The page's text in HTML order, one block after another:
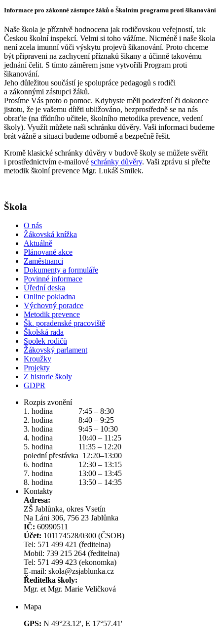
Informace pro zákonné zástupce žáků o Školním programu proti šikanování
Naše škola je příznivě hodnocena jak rodičovskou veřejností, tak
Českou školní inspekcí. Velmi si toho vážíme. Nicméně i naše škola
není zcela imunní vůči výskytu projevů šikanování. Proto chceme
být připraveni na zachycení příznaků šikany a účinně takovému
jednání čelit. S tímto záměrem jsme vytvořili Program proti
šikanování.
Jeho důležitou součástí je spolupráce pedagogů s rodiči
a zákonnými zástupci žáků.
Prosíme Vás proto o pomoc. Kdybyste měli podezření či dokonce
jistotu, že je vašemu dítěti ubližováno, bezprostředně se na nás
obraťte (na třídního učitele, školního metodika prevence, vedení
školy). Využít můžete naši schránku důvěry. Vaši informaci budeme
brát vážně a situaci budeme odborně a bezpečně řešit.
Kromě klasické schránky důvěry v budově školy se můžete svěřit
i prostřednictvím e-mailové schránky důvěry. Vaši zprávu si přečte
metodik školní prevence Mgr. Lukáš Smilek.
Škola
O nás
Žákovská knížka
Aktuálně
Plánované akce
Zaměstnanci
Dokumenty a formuláře
Povinné informace
Úřední deska
Online pokladna
Výchovný poradce
Metodik prevence
Šk. poradenské pracoviště
Školská rada
Spolek rodičů
Žákovský parlament
Kroužky
Projekty
Z historie školy
GDPR
Rozpis zvonění
1. hodina 7:45 – 8:30
2. hodina 8:40 – 9:25
3. hodina 9:45 – 10:30
4. hodina 10:40 – 11:25
5. hodina 11:35 – 12:20
polední přestávka 12:20–13:00
6. hodina 12:30 – 13:15
7. hodina 13:00 – 13:45
8. hodina 13:50 – 14:35
Kontakty
Adresa:
ZŠ Jablůnka, okres Vsetín
Na Láni 306, 756 23 Jablůnka
IČ: 60990511
Účet: 101174528/0300 (ČSOB)
Tel: 571 499 421 (ředitelna)
Mobil: 739 215 264 (ředitelna)
Tel: 571 499 423 (ekonomka)
E-mail: skola@zsjablunka.cz
Ředitelka školy:
Mgr. et Mgr. Marie Veličková
Mapa
GPS: N 49°23.12', E 17°57.41'